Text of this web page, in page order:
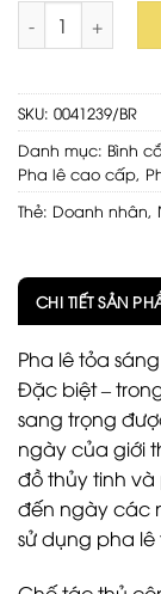
Bình pha lê - Bộ
SKU: 0041239/BR
Danh mục: Bình
Pha lê cao cấp
Thẻ: Doanh nhân
CHI TIẾT SẢN
Pha lê tỏa
Đặc biệt –
sang trọng
ngày của giới
đồ thủy tinh
đến ngày các
sử dụng pha